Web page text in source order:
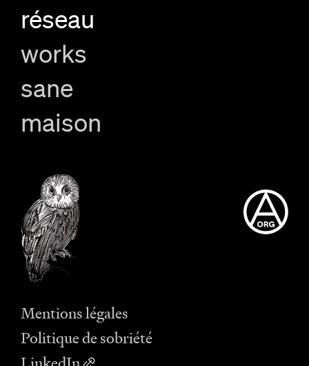
réseau
works
sane
maison
Mentions légales
Politique de sobriété